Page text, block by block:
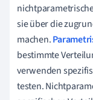
sie über die
machen.
bestimmte
verwenden
testen.